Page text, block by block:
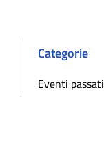
Categorie
Eventi passati